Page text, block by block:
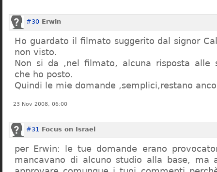
#30 Erwin
Ho guardato il filmato suggerito dal signor
non visto.
Non si da ,nel filmato, alcuna risposta alle
che ho posto.
Quindi le mie domande ,semplici,restano
23 Nov 2008, 06:00
#31 Focus on Israel
per Erwin: le tue domande erano
mancavano di alcuno studio alla base, ma